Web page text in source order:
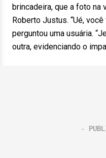
brincadeira, que a foto na
Roberto Justus. “Ué,
perguntou uma usuária.
outra, evidenciando o